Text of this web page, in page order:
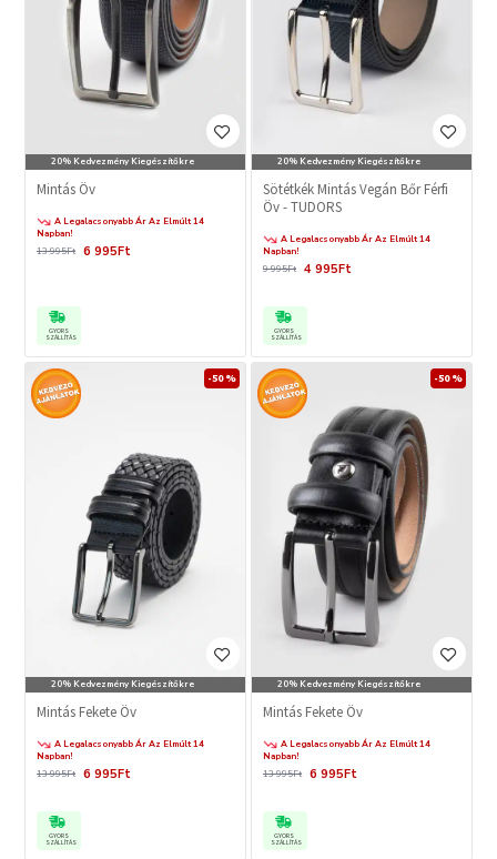
20% Kedvezmény Kiegészítőkre
Mintás Öv
A Legalacsonyabb Ár Az Elmúlt 14
Napban!
6 995Ft
13 995Ft
GYORS
SZÁLLÍTÁS
20% Kedvezmény Kiegészítőkre
Sötétkék Mintás Vegán Bőr Férfi
Öv - TUDORS
A Legalacsonyabb Ár Az Elmúlt 14
Napban!
4 995Ft
9 995Ft
GYORS
SZÁLLÍTÁS
20% Kedvezmény Kiegészítőkre
-50 %
Mintás Fekete Öv
A Legalacsonyabb Ár Az Elmúlt 14
Napban!
6 995Ft
13 995Ft
GYORS
SZÁLLÍTÁS
20% Kedvezmény Kiegészítőkre
-50 %
Mintás Fekete Öv
A Legalacsonyabb Ár Az Elmúlt 14
Napban!
6 995Ft
13 995Ft
GYORS
SZÁLLÍTÁS